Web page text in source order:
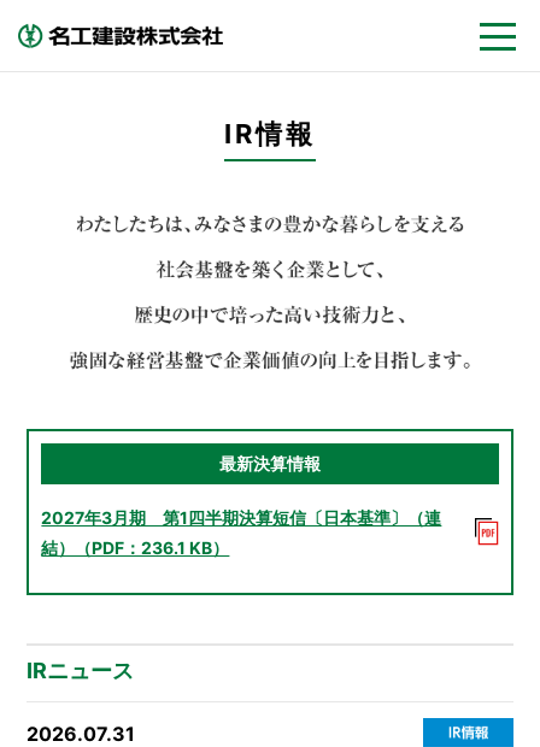
IR情報
最新決算情報
2027年3月期 第1四半期決算短信〔日本基準〕（連
結）（PDF：236.1 KB）
IRニュース
2026.07.31